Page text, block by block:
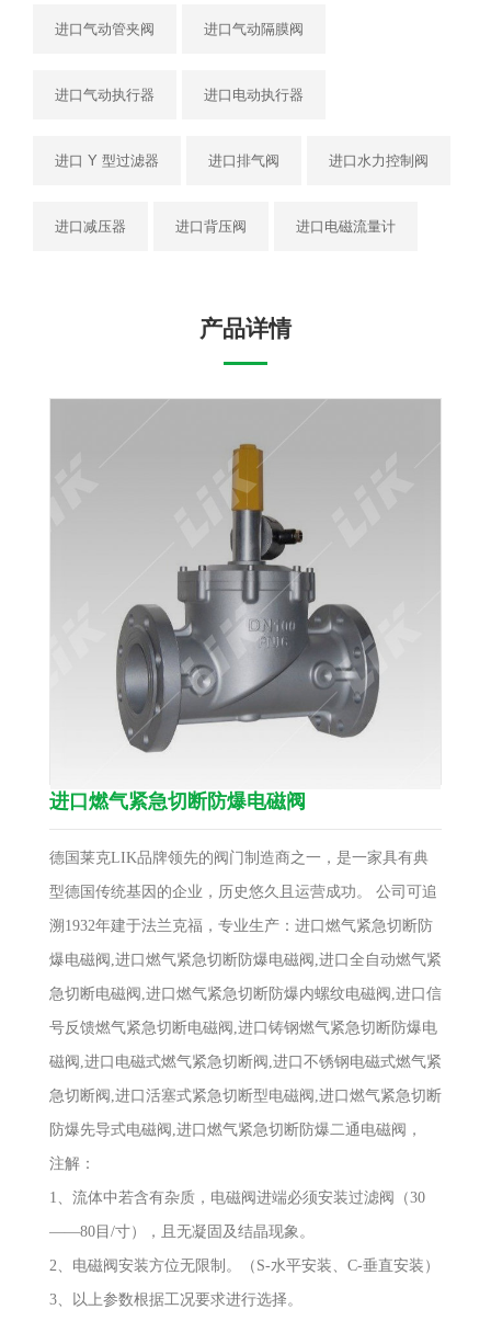
进口气动管夹阀 进口气动隔膜阀
进口气动执行器 进口电动执行器
进口 Y 型过滤器 进口排气阀 进口水力控制阀
进口减压器 进口背压阀 进口电磁流量计
产品详情
进口燃气紧急切断防爆电磁阀
德国莱克LIK品牌领先的阀门制造商之一，是一家具有典
型德国传统基因的企业，历史悠久且运营成功。 公司可追
溯1932年建于法兰克福，专业生产：进口燃气紧急切断防
爆电磁阀,进口燃气紧急切断防爆电磁阀,进口全自动燃气紧
急切断电磁阀,进口燃气紧急切断防爆内螺纹电磁阀,进口信
号反馈燃气紧急切断电磁阀,进口铸钢燃气紧急切断防爆电
磁阀,进口电磁式燃气紧急切断阀,进口不锈钢电磁式燃气紧
急切断阀,进口活塞式紧急切断型电磁阀,进口燃气紧急切断
防爆先导式电磁阀,进口燃气紧急切断防爆二通电磁阀，
注解：
1、流体中若含有杂质，电磁阀进端必须安装过滤阀（30
——80目/寸），且无凝固及结晶现象。
2、电磁阀安装方位无限制。（S-水平安装、C-垂直安装）
3、以上参数根据工况要求进行选择。